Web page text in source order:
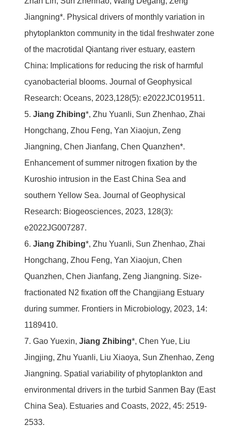
Jiangning*. Physical drivers of monthly variation in
phytoplankton community in the tidal freshwater zone
of the macrotidal Qiantang river estuary, eastern
China: Implications for reducing the risk of harmful
cyanobacterial blooms. Journal of Geophysical
Research: Oceans, 2023,128(5): e2022JC019511.
5. Jiang Zhibing*, Zhu Yuanli, Sun Zhenhao, Zhai
Hongchang, Zhou Feng, Yan Xiaojun, Zeng
Jiangning, Chen Jianfang, Chen Quanzhen*.
Enhancement of summer nitrogen fixation by the
Kuroshio intrusion in the East China Sea and
southern Yellow Sea. Journal of Geophysical
Research: Biogeosciences, 2023, 128(3):
e2022JG007287.
6. Jiang Zhibing*, Zhu Yuanli, Sun Zhenhao, Zhai
Hongchang, Zhou Feng, Yan Xiaojun, Chen
Quanzhen, Chen Jianfang, Zeng Jiangning. Size-
fractionated N2 fixation off the Changjiang Estuary
during summer. Frontiers in Microbiology, 2023, 14:
1189410.
7. Gao Yuexin, Jiang Zhibing*, Chen Yue, Liu
Jingjing, Zhu Yuanli, Liu Xiaoya, Sun Zhenhao, Zeng
Jiangning. Spatial variability of phytoplankton and
environmental drivers in the turbid Sanmen Bay (East
China Sea). Estuaries and Coasts, 2022, 45: 2519-
2533.